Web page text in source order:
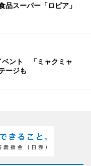
品スーパー「ロピア」
ベント 「ミャクミャ
ージも